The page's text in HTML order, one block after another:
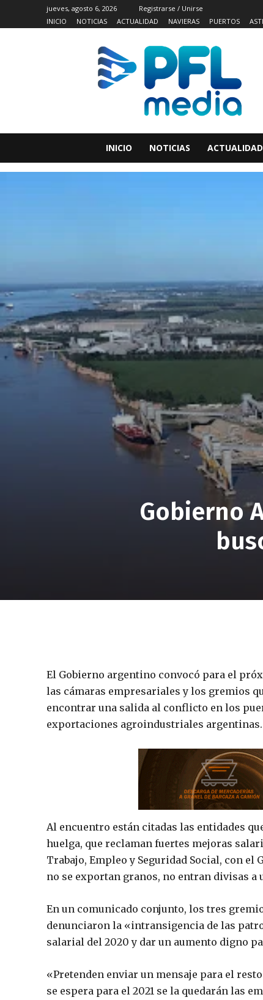
jueves, agosto 6, 2026
Registrarse / Unirse
INICIO
NOTICIAS ACTUALIDAD NAVIERAS PUERTOS
INICIO NOTICIAS ACTUALIDAD
Gobierno
El Gobierno argentino convocó para el
las cámaras empresariales y los gremios
encontrar una salida al conflicto en los
exportaciones agroindustriales argentinas.
Al encuentro están citadas las entidades
huelga, que reclaman fuertes mejoras
Trabajo, Empleo y Seguridad Social, con
no se exportan granos, no entran divisas a
En un comunicado conjunto, los tres
denunciaron la «intransigencia de las
salarial del 2020 y dar un aumento digno
«Pretenden enviar un mensaje para el
se espera para el 2021 se la quedarán las